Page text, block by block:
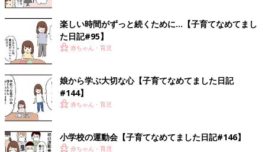
楽しい時間がずっと続くために…【子育てなめてまし
た日記#95】
赤ちゃん・育児
娘から学ぶ大切な心【子育てなめてました日記
#144】
赤ちゃん・育児
小学校の運動会【子育てなめてました日記#146】
赤ちゃん・育児